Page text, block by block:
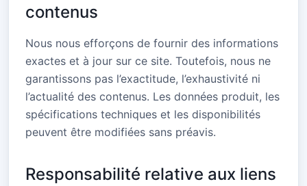
contenus
Nous nous efforçons de fournir des informations
exactes et à jour sur ce site. Toutefois, nous ne
garantissons pas l’exactitude, l’exhaustivité ni
l’actualité des contenus. Les données produit, les
spécifications techniques et les disponibilités
peuvent être modifiées sans préavis.
Responsabilité relative aux liens